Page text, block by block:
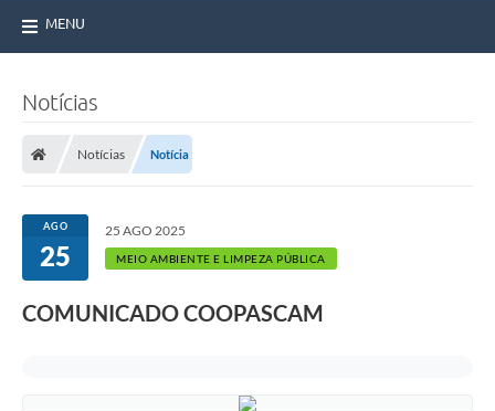
MENU
Notícias
Notícias Notícia
AGO
25
25 AGO 2025
MEIO AMBIENTE E LIMPEZA PÚBLICA
COMUNICADO COOPASCAM